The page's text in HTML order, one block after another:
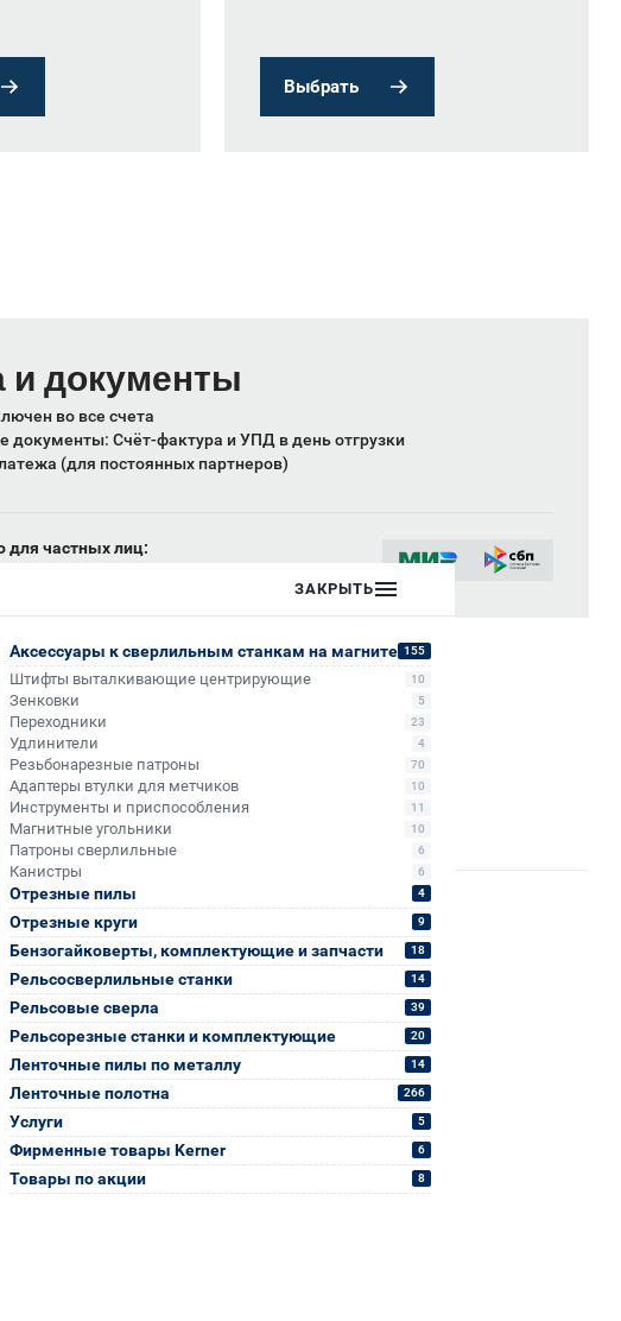
Выбрать
и документы
во все счета
документы: Счёт-фактура и УПД в день отгрузки
(для постоянных партнеров)
для частных лиц:
ЗАКРЫТЬ
Аксессуары к сверлильным станкам на магните 155
Штифты выталкивающие центрирующие 10
Зенковки 5
Переходники 23
Удлинители 4
Резьбонарезные патроны 70
Адаптеры втулки для метчиков 10
Инструменты и приспособления 11
Магнитные угольники 10
Патроны сверлильные 6
Канистры 6
Отрезные пилы 4
Отрезные круги 9
Бензогайковерты, комплектующие и запчасти 18
Рельсосверлильные станки 14
Рельсовые сверла 39
Рельсорезные станки и комплектующие 20
Ленточные пилы по металлу 14
Ленточные полотна 266
Услуги 5
Фирменные товары Kerner 6
Товары по акции 8